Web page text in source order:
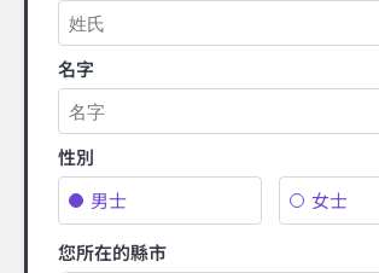
名字
性別
男士
女士
您所在的縣市